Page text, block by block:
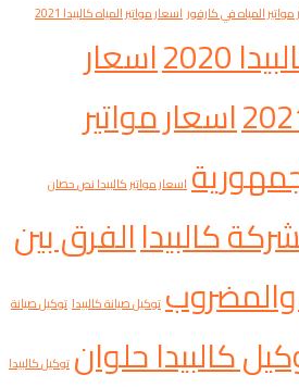
المياه في كارفور اسعار مواتير المياه كالبيدا 2021
2020
اسعار
اسعار مواتير
اسعار مواتير كالبيدا نص حصان
كالبيداالفرق بين
والمضروب توكيل صيانة كالبيدا توكيل صيانة
كالبيدا حلوان توكيل كالبيدا